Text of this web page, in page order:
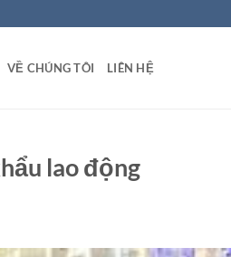
VỀ CHÚNG TÔI LIÊN HỆ
lao động